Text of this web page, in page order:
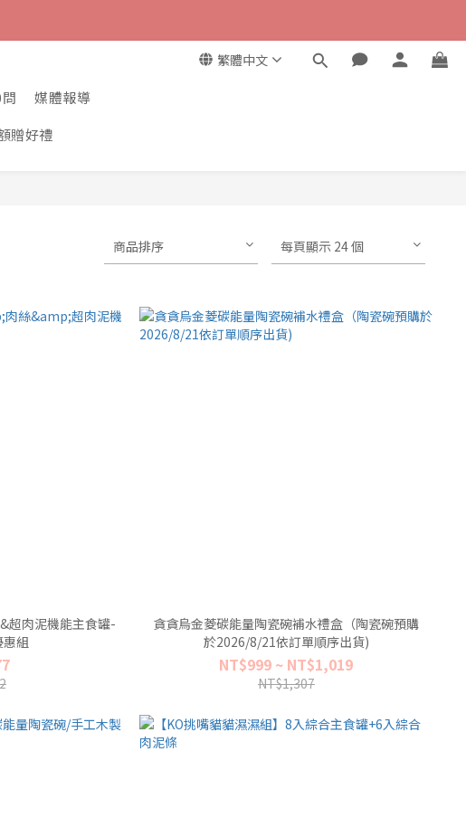
繁體中文
媒體報導
贈好禮
商品排序 每頁顯示 24 個
超肉泥機能主食罐-
組
貪貪烏金菱碳能量陶瓷碗補水禮盒（陶瓷碗預購
於2026/8/21依訂單順序出貨)
NT$999 ~ NT$1,019
NT$1,307